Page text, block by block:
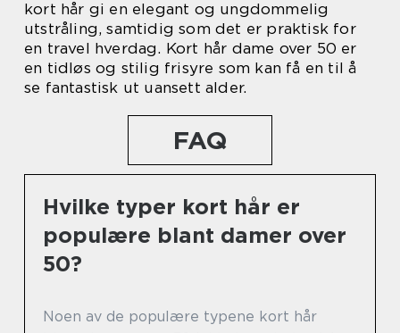
kort hår gi en elegant og ungdommelig
utstråling, samtidig som det er praktisk for
en travel hverdag. Kort hår dame over 50 er
en tidløs og stilig frisyre som kan få en til å
se fantastisk ut uansett alder.
FAQ
Hvilke typer kort hår er
populære blant damer over
50?
Noen av de populære typene kort hår